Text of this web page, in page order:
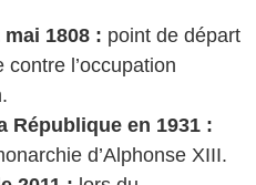
1808 : point de départ
l’occupation
République en 1931 :
d’Alphonse XIII.